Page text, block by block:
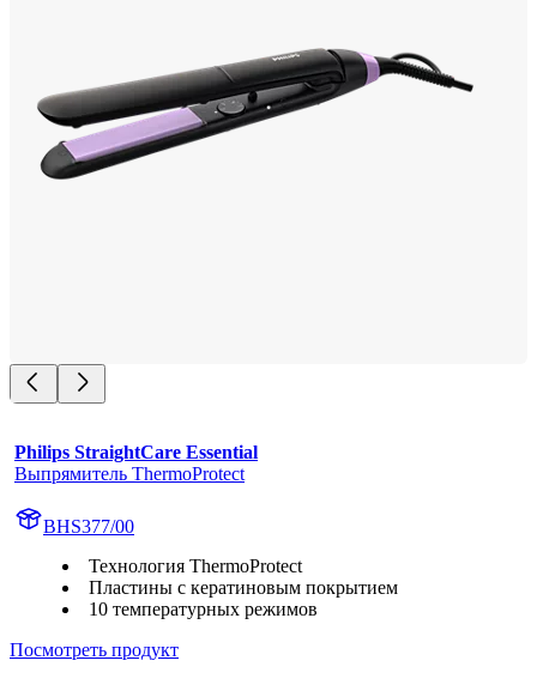
Philips StraightCare Essential
Выпрямитель ThermoProtect
BHS377/00
Технология ThermoProtect
Пластины с кератиновым покрытием
10 температурных режимов
Посмотреть продукт